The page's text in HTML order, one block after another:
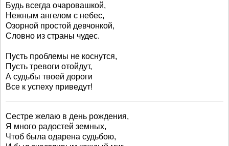
Будь всегда очаровашкой,
Нежным ангелом с небес,
Озорной простой девчонкой,
Словно из страны чудес.
Пусть проблемы не коснутся,
Пусть тревоги отойдут,
А судьбы твоей дороги
Все к успеху приведут!
Сестре желаю в день рождения,
Я много радостей земных,
Чтоб была одарена судьбою,